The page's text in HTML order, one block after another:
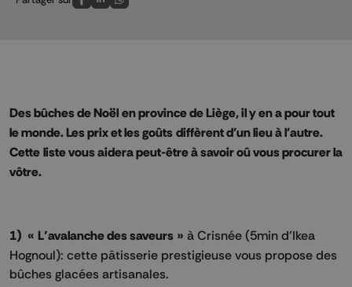
Partagez sur FaceBook
Partagez sur LinkedIn
Partagez sur Whatsapp
Des bûches de Noël en province de Liège, il y en a pour tout
le monde. Les prix et les goûts diffèrent d'un lieu àl'autre.
Cette liste vous aidera peut-être à savoir oû vous procurer la
vôtre.
1) « L’avalanche des saveurs » à Crisnée (5min d’Ikea
Hognoul): cette pâtisserie prestigieuse vous propose des
bûches glacées artisanales.